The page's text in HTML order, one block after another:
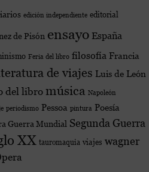
edición independiente editorial
de Pisón ensayo España
Feria del libro filosofía Francia
de viajes Luis de León
del libro música Napoleón
periodismo Pessoa pintura Poesía
Guerra Mundial Segunda Guerra
XX tauromaquia viajes wagner